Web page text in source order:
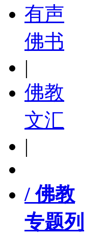
有声
佛书
|
佛教
文汇
|
/ 佛教
专题列